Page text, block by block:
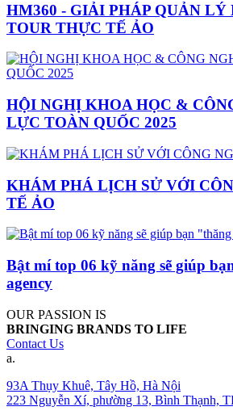
HM360 - GIẢI PHÁP QUẢN LÝ
TOUR THỰC TẾ ẢO
HỘI NGHỊ KHOA HỌC &
LỰC TOÀN QUỐC 2025
KHÁM PHÁ LỊCH SỬ VỚI
TẾ ẢO
Bật mí top 06 kỹ năng sẽ giúp
agency
OUR PASSION IS
BRINGING BRANDS TO LIFE
Contact Us
a.
93A Thụy Khuê, Tây Hồ, Hà Nội
223 Nguyễn Xí, phường 13, Bình Thạnh,